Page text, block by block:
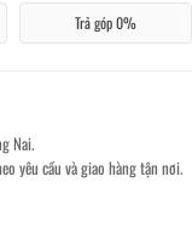
Trả góp 0%
Nai.
yêu cầu và giao hàng tận nơi.